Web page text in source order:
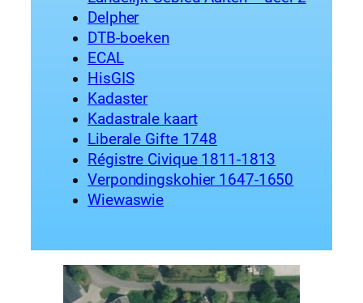
Delpher
DTB-boeken
ECAL
HisGIS
Kadaster
Kadastrale kaart
Liberale Gifte 1748
Régistre Civique 1811-1813
Verpondingskohier 1647-1650
Wiewaswie